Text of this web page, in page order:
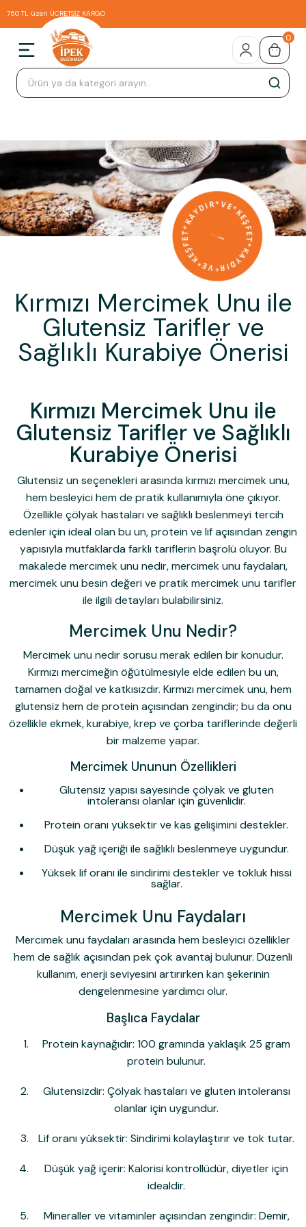
750 TL üzeri ÜCRETSİZ KARGO
0
Kırmızı Mercimek Unu ile
Glutensiz Tarifler ve
Sağlıklı Kurabiye Önerisi
Kırmızı Mercimek Unu ile
Glutensiz Tarifler ve Sağlıklı
Kurabiye Önerisi
Glutensiz un seçenekleri arasındakırmızı mercimek unu,
hem besleyici hem de pratik kullanımıyla öne çıkıyor.
Özellikle çölyak hastaları ve sağlıklı beslenmeyi tercih
edenler için ideal olan bu un, protein ve lif açısından zengin
yapısıyla mutfaklarda farklı tariflerin başrolü oluyor. Bu
makalede mercimek unu nedir,mercimek unu faydaları,
mercimek unu besin değerive pratikmercimek unu tarifler
ile ilgili detayları bulabilirsiniz.
Mercimek Unu Nedir?
Mercimek unu nedirsorusu merak edilen bir konudur.
Kırmızı mercimeğin öğütülmesiyle elde edilen bu un,
tamamen doğal ve katkısızdır. Kırmızı mercimek unu, hem
glutensiz hem de protein açısından zengindir; bu da onu
özellikle ekmek, kurabiye, krep ve çorba tariflerinde değerli
bir malzeme yapar.
Mercimek Ununun Özellikleri
Glutensiz yapısı sayesinde çölyak ve gluten
intoleransı olanlar için güvenlidir.
Protein oranı yüksektir ve kas gelişimini destekler.
Düşük yağ içeriği ile sağlıklı beslenmeye uygundur.
Yüksek lif oranı ile sindirimi destekler ve tokluk hissi
sağlar.
Mercimek Unu Faydaları
Mercimek unu faydalarıarasında hem besleyici özellikler
hem de sağlık açısından pek çok avantaj bulunur. Düzenli
kullanım, enerji seviyesini artırırken kan şekerinin
dengelenmesine yardımcı olur.
Başlıca Faydalar
Protein kaynağıdır: 100 gramında yaklaşık 25 gram
protein bulunur.
Glutensizdir: Çölyak hastaları ve gluten intoleransı
olanlar için uygundur.
Lif oranı yüksektir: Sindirimi kolaylaştırır ve tok tutar.
Düşük yağ içerir: Kalorisi kontrollüdür, diyetler için
idealdir.
Mineraller ve vitaminler açısından zengindir: Demir,